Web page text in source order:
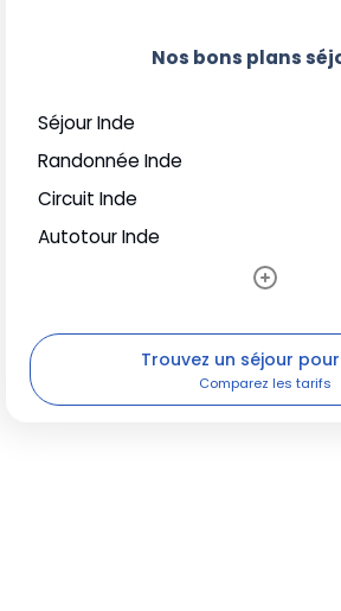
Nos bons plans
Séjour Inde
Randonnée Inde
Circuit Inde
Autotour Inde
Trouvez un séjour